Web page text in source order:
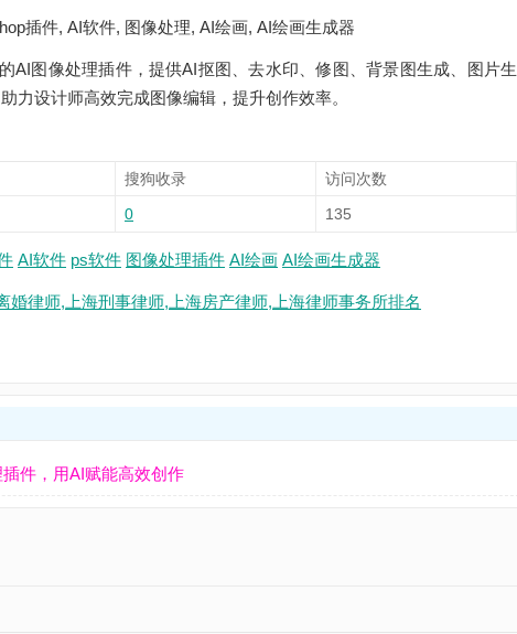
插件, AI软件, 图像处理, AI绘画, AI绘画生成器
AI图像处理插件，提供AI抠图、去水印、修图、背景图生成、图片生
力设计师高效完成图像编辑，提升创作效率。
搜狗收录 访问次数
0 135
AI软件 ps软件 图像处理插件 AI绘画 AI绘画生成器
婚律师,上海刑事律师,上海房产律师,上海律师事务所排名
件，用AI赋能高效创作